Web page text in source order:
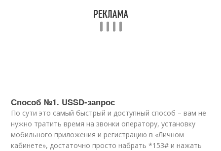
Способ №1. USSD-запрос
По сути это самый быстрый и доступный способ – вам не
нужно тратить время на звонки оператору, установку
мобильного приложения и регистрацию в «Личном
кабинете», достаточно просто набрать *153# и нажать